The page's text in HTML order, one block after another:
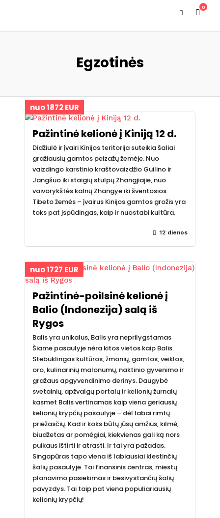
0
Egzotinės
nuo 1872 EUR
Pažintinė kelionė į Kiniją 12 d.
Didžiulė ir įvairi Kinijos teritorija suteikia šaliai
gražiausių gamtos peizažų žemėje. Nuo
vaizdingo karstinio kraštovaizdžio Guilino ir
Jangšuo iki staigių stulpų Zhangjiajie, nuo
vaivorykštės kalnų Zhangye iki šventosios
Tibeto žemės – įvairus Kinijos gamtos grožis yra
toks pat įspūdingas, kaip ir nuostabi kultūra.
12 dienos
nuo 1727 EUR
Pažintinė-poilsinė kelionė į
Balio (Indonezija) salą iš
Rygos
Balis yra unikalus, Balis yra neprilygstamas
Šiame pasaulyje nėra kitos vietos kaip Balis.
Stebuklingas kultūros, žmonių, gamtos, veiklos,
oro, kulinarinių malonumų, naktinio gyvenimo ir
gražaus apgyvendinimo derinys. Daugybė
svetainių, apžvalgų portalų ir kelionių žurnalų
kasmet Balis vertinamas kaip viena geriausių
kelionių krypčių pasaulyje – dėl labai rimtų
priežasčių. Kad ir koks būtų jūsų amžius, kilmė,
biudžetas ar pomėgiai, kiekvienas gali ką nors
puikaus ištirti ir atrasti. Ir tai yra pažadas.
Singapūras tapo viena iš labiausiai klestinčių
šalių pasaulyje. Tai finansinis centras, miestų
planavimo pasiekimas ir besivystančių šalių
pavyzdys. Tai taip pat viena populiariausių
kelionių krypčių!